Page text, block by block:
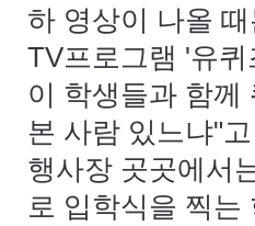
하 영상이 나올
TV프로그램 '유
이 학생들과 함께
본 사람 있느냐"
행사장 곳곳에서
로 입학식을 찍는